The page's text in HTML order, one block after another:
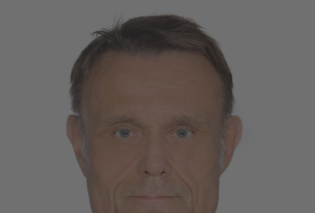
Partner werden